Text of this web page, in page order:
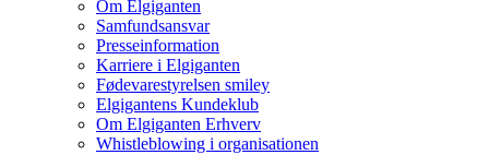
Om Elgiganten
Samfundsansvar
Presseinformation
Karriere i Elgiganten
Fødevarestyrelsen smiley
Elgigantens Kundeklub
Om Elgiganten Erhverv
Whistleblowing i organisationen